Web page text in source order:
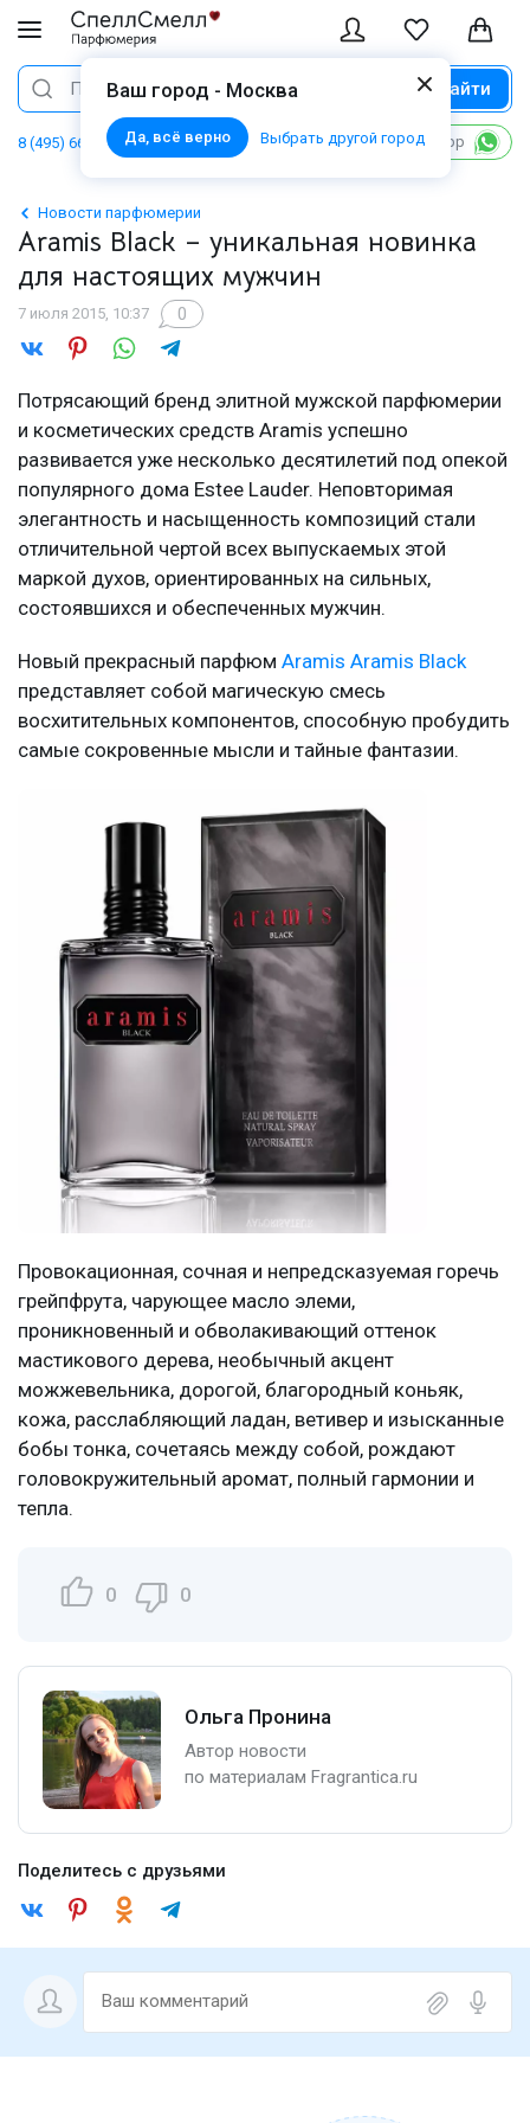
Ваш город - Москва
Да, всё верно Выбрать другой город
Поиск Найти
8 (495) 668 06 02 Написать в WhatsApp
Новости парфюмерии
Aramis Black – уникальная новинка
для настоящих мужчин
7 июля 2015, 10:37 0
Потрясающий бренд элитной мужской парфюмерии
и косметических средств Aramis успешно
развивается уже несколько десятилетий под опекой
популярного дома Estee Lauder. Неповторимая
элегантность и насыщенность композиций стали
отличительной чертой всех выпускаемых этой
маркой духов, ориентированных на сильных,
состоявшихся и обеспеченных мужчин.
Новый прекрасный парфюм Aramis Aramis Black
представляет собой магическую смесь
восхитительных компонентов, способную пробудить
самые сокровенные мысли и тайные фантазии.
Провокационная, сочная и непредсказуемая горечь
грейпфрута, чарующее масло элеми,
проникновенный и обволакивающий оттенок
мастикового дерева, необычный акцент
можжевельника, дорогой, благородный коньяк,
кожа, расслабляющий ладан, ветивер и изысканные
бобы тонка, сочетаясь между собой, рождают
головокружительный аромат, полный гармонии и
тепла.
0 0
Ольга Пронина
Автор новости
по материалам Fragrantica.ru
Поделитесь с друзьями